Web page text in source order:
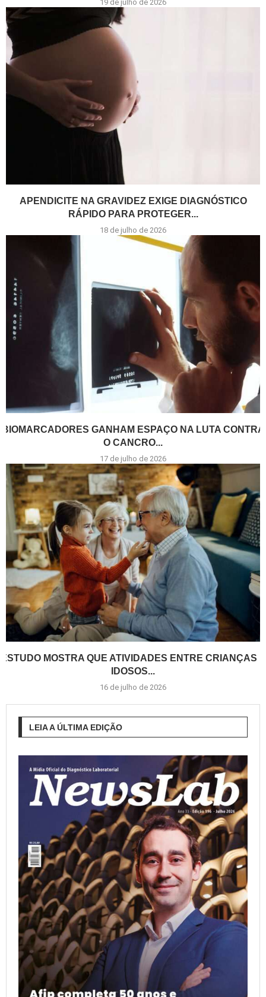
19 de julho de 2026
APENDICITE NA GRAVIDEZ EXIGE DIAGNÓSTICO
RÁPIDO PARA PROTEGER...
18 de julho de 2026
BIOMARCADORES GANHAM ESPAÇO NA LUTA CONTRA
O CANCRO...
17 de julho de 2026
ESTUDO MOSTRA QUE ATIVIDADES ENTRE CRIANÇAS E
IDOSOS...
16 de julho de 2026
LEIA A ÚLTIMA EDIÇÃO